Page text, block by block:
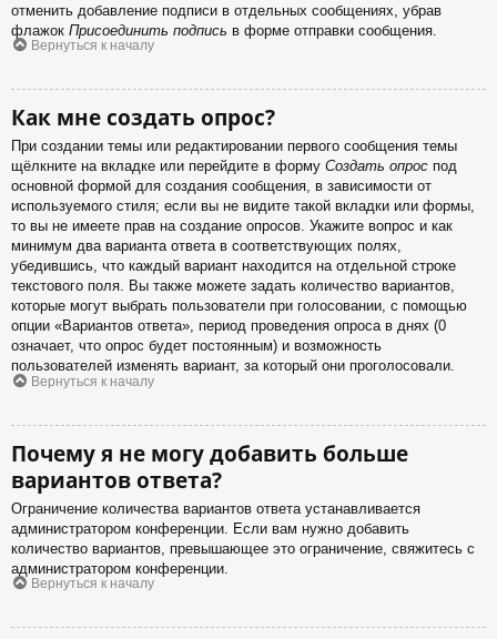
отменить добавление подписи в отдельных сообщениях, убрав
флажок Присоединить подпись в форме отправки сообщения.
Вернуться к началу
Как мне создать опрос?
При создании темы или редактировании первого сообщения темы
щёлкните на вкладке или перейдите в форму Создать опрос под
основной формой для создания сообщения, в зависимости от
используемого стиля; если вы не видите такой вкладки или формы,
то вы не имеете прав на создание опросов. Укажите вопрос и как
минимум два варианта ответа в соответствующих полях,
убедившись, что каждый вариант находится на отдельной строке
текстового поля. Вы также можете задать количество вариантов,
которые могут выбрать пользователи при голосовании, с помощью
опции «Вариантов ответа», период проведения опроса в днях (0
означает, что опрос будет постоянным) и возможность
пользователей изменять вариант, за который они проголосовали.
Вернуться к началу
Почему я не могу добавить больше
вариантов ответа?
Ограничение количества вариантов ответа устанавливается
администратором конференции. Если вам нужно добавить
количество вариантов, превышающее это ограничение, свяжитесь с
администратором конференции.
Вернуться к началу